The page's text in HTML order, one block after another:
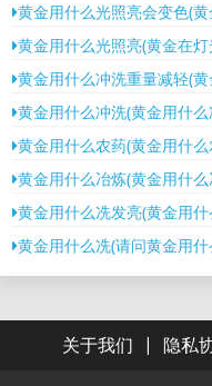
黄金用什么光照亮会变色(
黄金用什么光照亮(黄金在
黄金用什么冲洗重量减轻(
黄金用什么冲洗(黄金用什
黄金用什么农药(黄金用什
黄金用什么冶炼(黄金用什
黄金用什么冼发亮(黄金用
黄金用什么冼(请问黄金用
关于我们 | 隐私